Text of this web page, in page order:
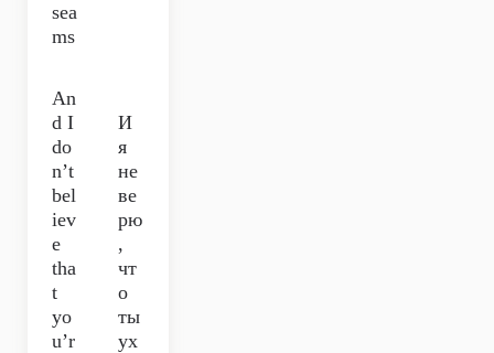
sea
ms
An
d I
do
n’t
bel
iev
e
tha
t
yo
u’r
И
я
не
ве
рю
,
чт
о
ты
ух